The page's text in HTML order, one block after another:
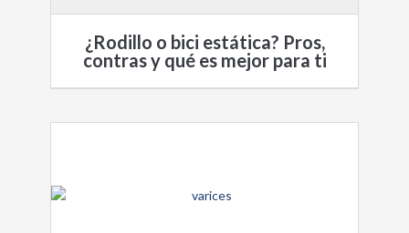
¿Rodillo o bici estática? Pros,
contras y qué es mejor para ti